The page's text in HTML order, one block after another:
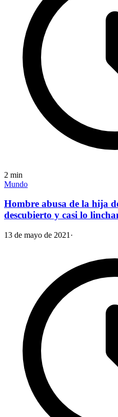
2 min
Mundo
Hombre abusa de la hija
descubierto y casi lo
13 de mayo de 2021 ·